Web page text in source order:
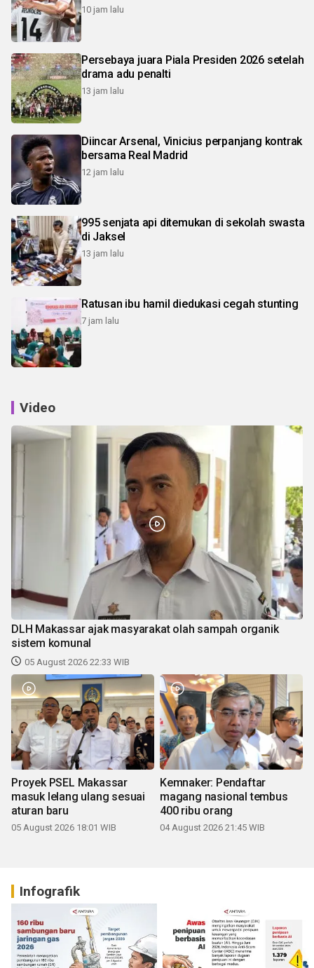
10 jam lalu
Persebaya juara Piala Presiden 2026 setelah
drama adu penalti
13 jam lalu
Diincar Arsenal, Vinicius perpanjang kontrak
bersama Real Madrid
12 jam lalu
995 senjata api ditemukan di sekolah swasta
di Jaksel
13 jam lalu
Ratusan ibu hamil diedukasi cegah stunting
7 jam lalu
Video
DLH Makassar ajak masyarakat olah sampah organik
sistem komunal
05 August 2026 22:33 WIB
Proyek PSEL Makassar
masuk lelang ulang sesuai
aturan baru
05 August 2026 18:01 WIB
Kemnaker: Pendaftar
magang nasional tembus
400 ribu orang
04 August 2026 21:45 WIB
Infografik